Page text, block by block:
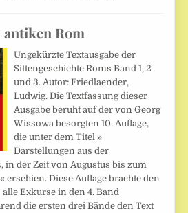
Rom
Ungekürzte Textausgabe der
Sittengeschichte Roms Band 1, 2
und 3. Autor: Friedlaender,
Ludwig. Die Textfassung dieser
Ausgabe beruht auf der von Georg
Wissowa besorgten 10. Auflage,
die unter dem Titel »
Darstellungen aus der
in der Zeit von Augustus bis zum
erschien. Diese Auflage brachte den
Exkurse in den 4. Band
die ersten drei Bände den Text